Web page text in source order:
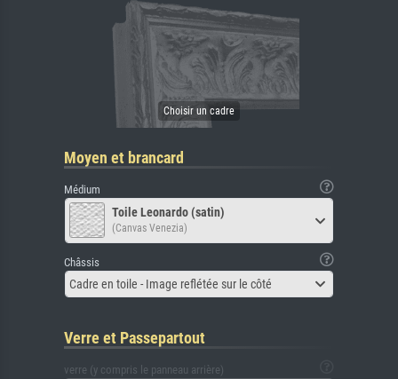
Moyen et brancard
Médium
Toile Leonardo (satin)
(Canvas Venezia)
Châssis
Cadre en toile - Image reflétée sur le côté
Verre et Passepartout
verre (y compris le panneau arrière)